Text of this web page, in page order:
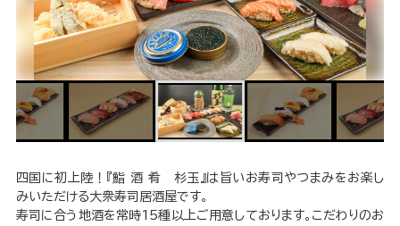
四国に初上陸！『鮨 酒 肴 杉玉』は旨いお寿司やつまみをお楽し
みいただける大衆寿司居酒屋です。
寿司に合う地酒を常時15種以上ご用意しております。こだわりのお